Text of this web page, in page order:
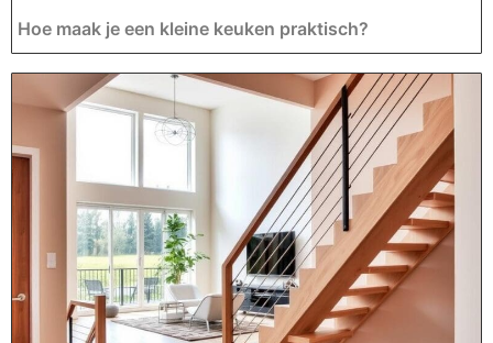
Hoe maak je een kleine keuken praktisch?